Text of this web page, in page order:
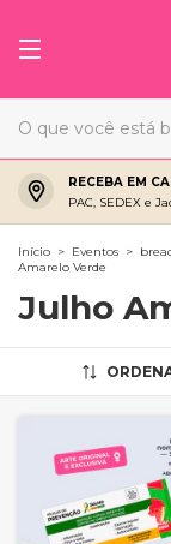
RECEBA EM
PAC, SEDEX e
Início > Eventos >
Amarelo Verde
Julho